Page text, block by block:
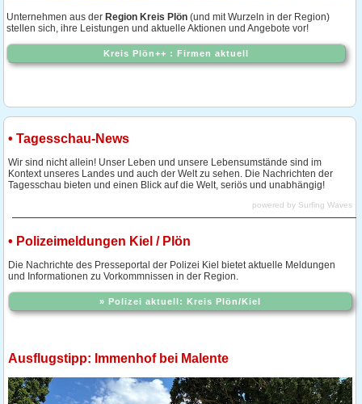
Unternehmen aus der Region Kreis Plön (und mit Wurzeln in der Region)
stellen sich, ihre Leistungen und aktuelle Aktionen und Angebote vor!
Kreis Plön++ : Firmen aktuell
• Tagesschau-News
Wir sind nicht allein! Unser Leben und unsere Lebensumstände sind im
Kontext unseres Landes und auch der Welt zu sehen. Die Nachrichten der
Tagesschau bieten und einen Blick auf die Welt, seriös und unabhängig!
powered by Surfing Waves
• Polizeimeldungen Kiel / Plön
Die Nachrichte des Presseportal der Polizei Kiel bietet aktuelle Meldungen
und Informationen zu Vorkommnissen in der Region.
» Polizei aktuell: Kreis Plön/Kiel
Ausflugstipp: Immenhof bei Malente